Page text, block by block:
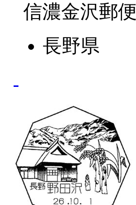
信濃金沢郵
長野県